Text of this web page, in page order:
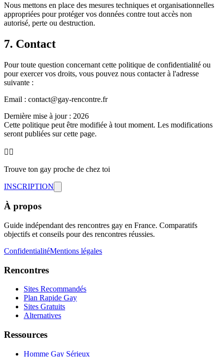
Nous mettons en place des mesures techniques et organisationnelles
appropriées pour protéger vos données contre tout accès non
autorisé, perte ou destruction.
7. Contact
Pour toute question concernant cette politique de confidentialité ou
pour exercer vos droits, vous pouvez nous contacter à l'adresse
suivante :
Email : contact@gay-rencontre.fr
Dernière mise à jour : 2026
Cette politique peut être modifiée à tout moment. Les modifications
seront publiées sur cette page.
🏳️‍🌈
Trouve ton gay proche de chez toi
INSCRIPTION
À propos
Guide indépendant des rencontres gay en France. Comparatifs
objectifs et conseils pour des rencontres réussies.
ConfidentialitéMentions légales
Rencontres
Sites Recommandés
Plan Rapide Gay
Sites Gratuits
Alternatives
Ressources
Homme Gay Sérieux